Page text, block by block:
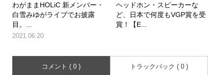
わがままHOLiC 新メンバー・
白雪みゆがライブでお披露
目。...
2021.06.20
ヘッドホン・スピーカーな
ど、日本で何度もVGP賞を受
賞！【E...
コメント ( 0 ) トラックバック ( 0 )